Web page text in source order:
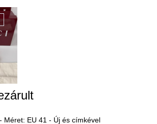
Méret: EU 41 - Új és címkével